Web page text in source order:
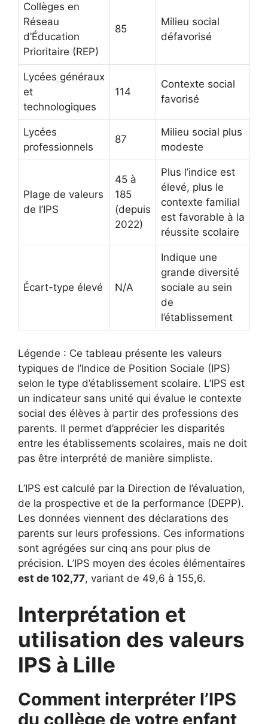
Collèges en
Réseau
d’Éducation
Prioritaire (REP)
85
Milieu social
défavorisé
Lycées généraux
et
technologiques
114
Contexte social
favorisé
Lycées
professionnels
87
Milieu social plus
modeste
Plage de valeurs
de l’IPS
45 à
185
(depuis
2022)
Plus l’indice est
élevé, plus le
contexte familial
est favorable à la
réussite scolaire
Écart-type élevé N/A
Indique une
grande diversité
sociale au sein
de
l’établissement
Légende : Ce tableau présente les valeurs
typiques de l’Indice de Position Sociale (IPS)
selon le type d’établissement scolaire. L’IPS est
un indicateur sans unité qui évalue le contexte
social des élèves à partir des professions des
parents. Il permet d’apprécier les disparités
entre les établissements scolaires, mais ne doit
pas être interprété de manière simpliste.
L’IPS est calculé par la Direction de l’évaluation,
de la prospective et de la performance (DEPP).
Les données viennent des déclarations des
parents sur leurs professions. Ces informations
sont agrégées sur cinq ans pour plus de
précision. L’IPS moyen des écoles élémentaires
est de 102,77, variant de 49,6 à 155,6.
Interprétation et
utilisation des valeurs
IPS à Lille
Comment interpréter l’IPS
du collège de votre enfant